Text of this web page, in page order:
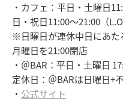
・カフェ：平日・土曜日
日・祝日11:00～21:00（
※日曜日が連休中日にあた
月曜日を21:00閉店
・＠BAR：平日・土曜日
定休日：＠BARは日曜日+
・ 公式サイト